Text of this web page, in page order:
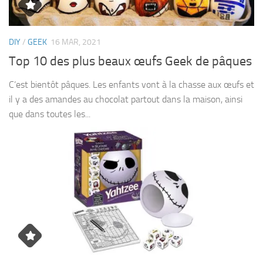
DIY/ GEEK 16 MAR, 2021
Top 10 des plus beaux œufs Geek de pâques
C’est bientôt pâques. Les enfants vont à la chasse aux œufs et
il y a des amandes au chocolat partout dans la maison, ainsi
que dans toutes les...